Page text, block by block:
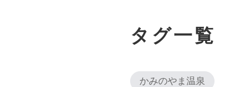
タグ一覧
かみのやま温泉